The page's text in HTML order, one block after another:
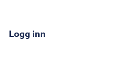
Logg inn